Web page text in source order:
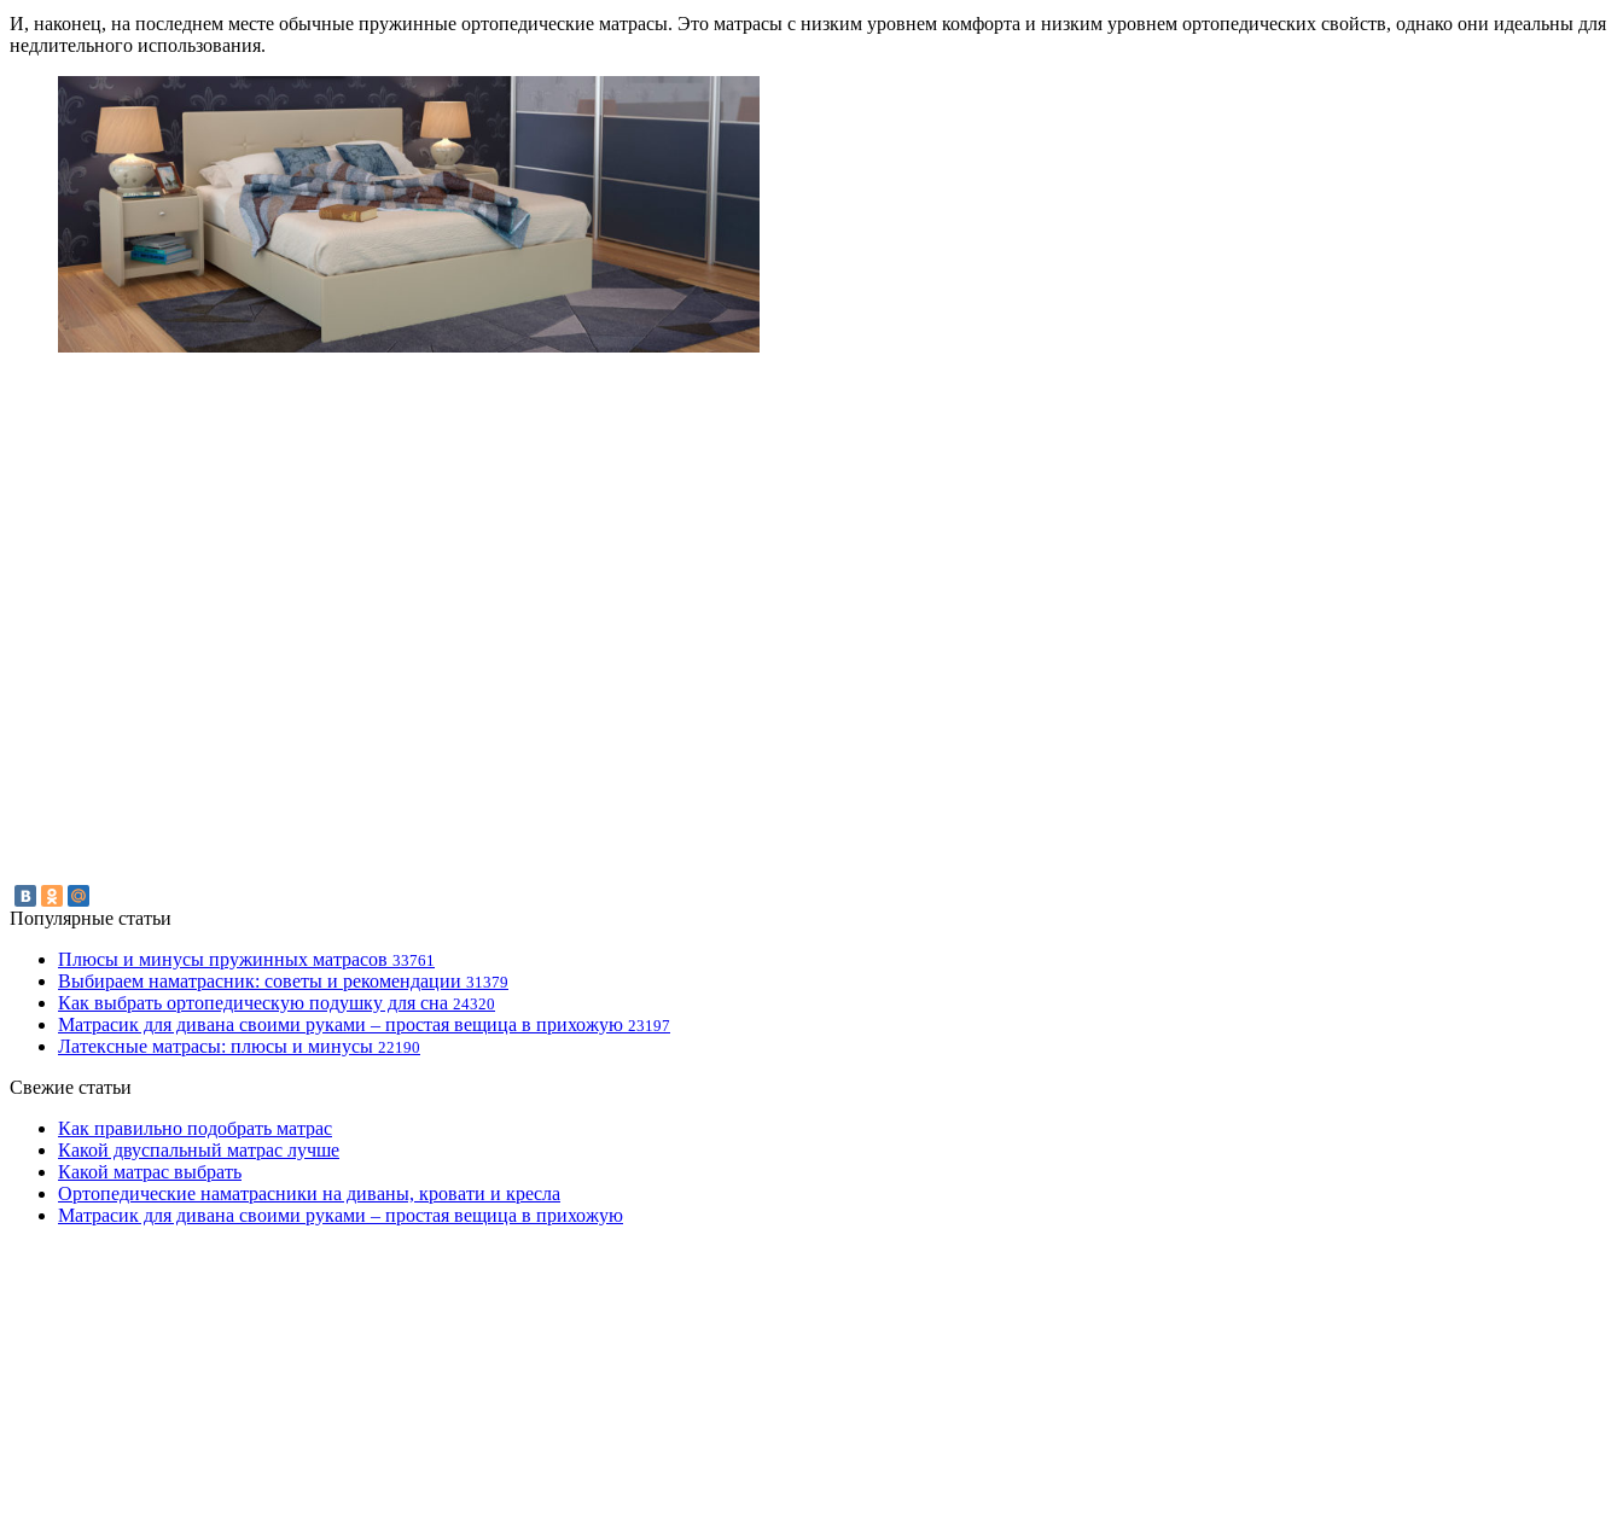
И, наконец, на последнем месте обычные пружинные ортопедические матрасы. Это матрасы с низким уровнем комфорта и низким уровнем ортопедических свойств, однако они идеальны для
недлительного использования.
Популярные статьи
Плюсы и минусы пружинных матрасов 33761
Выбираем наматрасник: советы и рекомендации 31379
Как выбрать ортопедическую подушку для сна 24320
Матрасик для дивана своими руками – простая вещица в прихожую 23197
Латексные матрасы: плюсы и минусы 22190
Свежие статьи
Как правильно подобрать матрас
Какой двуспальный матрас лучше
Какой матрас выбрать
Ортопедические наматрасники на диваны, кровати и кресла
Матрасик для дивана своими руками – простая вещица в прихожую